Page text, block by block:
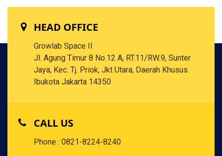
HEAD OFFICE
Growlab Space II
Jl. Agung Timur 8 No.12 A, RT.11/RW.9, Sunter
Jaya, Kec. Tj. Priok, Jkt Utara, Daerah Khusus
Ibukota Jakarta 14350
CALL US
Phone : 0821-8224-8240